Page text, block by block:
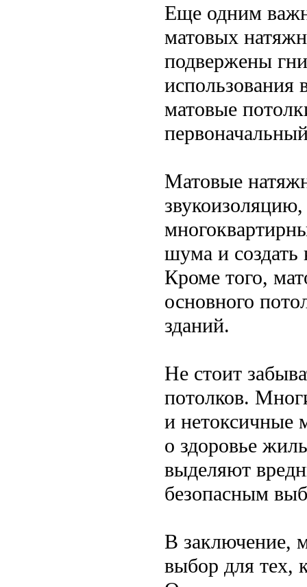
Еще одним
матовых
подвержены
использования
матовые
Матовые
шума и
Кроме того,
основного
зданий.
Не стоит
потолков.
и нетоксичные
о здоровье
выделяют
безопасным
В заключение,
выбор для тех,